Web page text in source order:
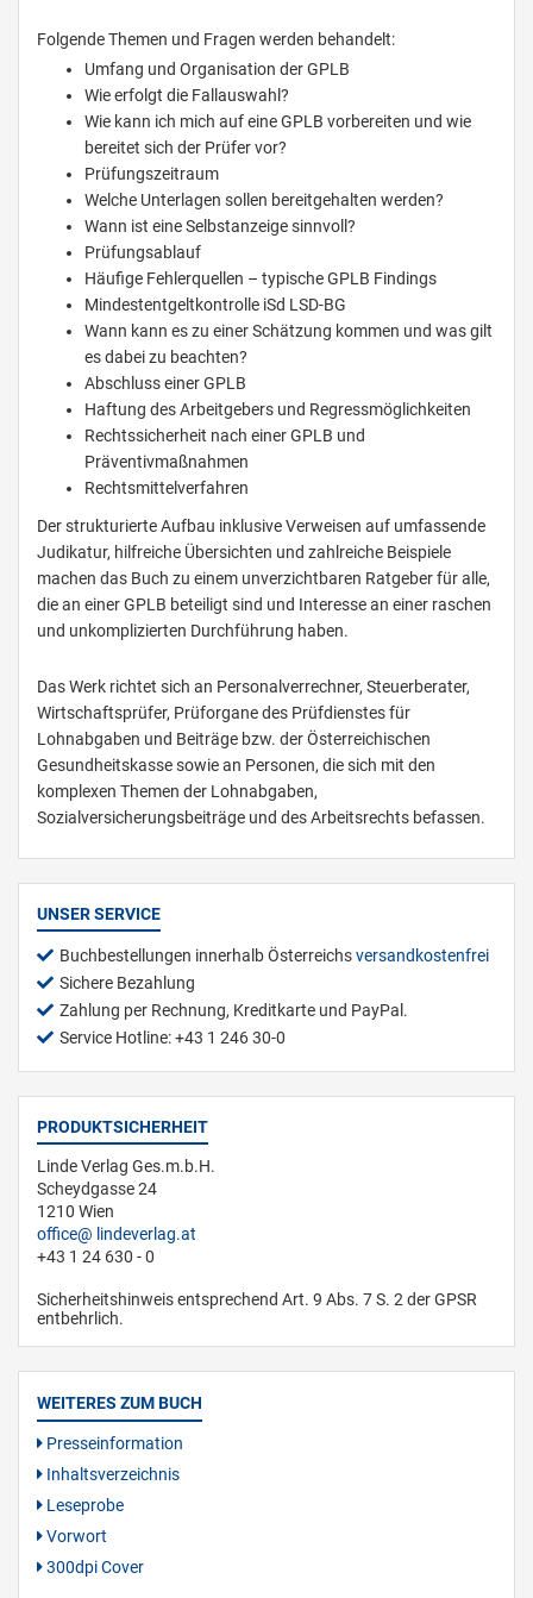
Folgende Themen und Fragen werden behandelt:
Umfang und Organisation der GPLB
Wie erfolgt die Fallauswahl?
Wie kann ich mich auf eine GPLB vorbereiten und wie
bereitet sich der Prüfer vor?
Prüfungszeitraum
Welche Unterlagen sollen bereitgehalten werden?
Wann ist eine Selbstanzeige sinnvoll?
Prüfungsablauf
Häufige Fehlerquellen – typische GPLB Findings
Mindestentgeltkontrolle iSd LSD-BG
Wann kann es zu einer Schätzung kommen und was gilt
es dabei zu beachten?
Abschluss einer GPLB
Haftung des Arbeitgebers und Regressmöglichkeiten
Rechtssicherheit nach einer GPLB und
Präventivmaßnahmen
Rechtsmittelverfahren
Der strukturierte Aufbau inklusive Verweisen auf umfassende
Judikatur, hilfreiche Übersichten und zahlreiche Beispiele
machen das Buch zu einem unverzichtbaren Ratgeber für alle,
die an einer GPLB beteiligt sind und Interesse an einer raschen
und unkomplizierten Durchführung haben.
Das Werk richtet sich an Personalverrechner, Steuerberater,
Wirtschaftsprüfer, Prüforgane des Prüfdienstes für
Lohnabgaben und Beiträge bzw. der Österreichischen
Gesundheitskasse sowie an Personen, die sich mit den
komplexen Themen der Lohnabgaben,
Sozialversicherungsbeiträge und des Arbeitsrechts befassen.
UNSER SERVICE
Buchbestellungen innerhalb Österreichsversandkostenfrei
Sichere Bezahlung
Zahlung per Rechnung, Kreditkarte und PayPal.
Service Hotline: +43 1 246 30-0
PRODUKTSICHERHEIT
Linde Verlag Ges.m.b.H.
Scheydgasse 24
1210 Wien
office
lindeverlag.at
+43 1 24 630 - 0
Sicherheitshinweis entsprechend Art. 9 Abs. 7 S. 2 der GPSR
entbehrlich.
WEITERES ZUM BUCH
Presseinformation
Inhaltsverzeichnis
Leseprobe
Vorwort
300dpi Cover